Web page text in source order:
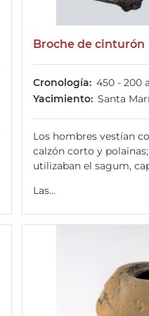
Broche de cinturón
Cronología
450 - 200
Yacimiento Santa
Los hombres vestían
calzón corto y
utilizaban el sagum,
Las...